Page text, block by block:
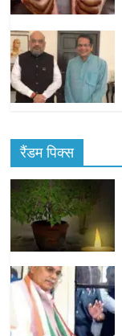
रैंडम पिक्स